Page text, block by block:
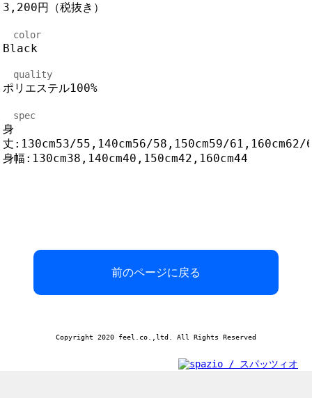
3,200円（税抜き）
color
Black
quality
ポリエステル100%
spec
身
丈:130cm53/55,140cm56/58,150cm59/61,160cm62/
身幅:130cm38,140cm40,150cm42,160cm44
前のページに戻る
Copyright 2020 feel.co.,ltd. All Rights Reserved